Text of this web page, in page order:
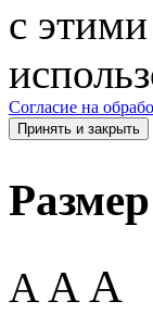
с
Согласие на
Принять и закрыть
A AA